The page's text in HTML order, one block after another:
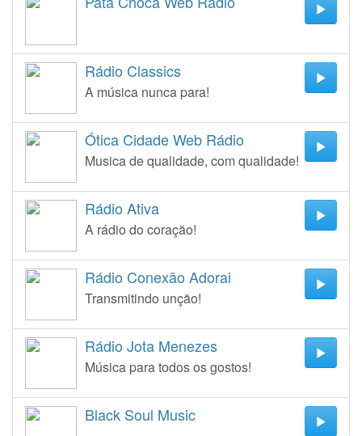
Rádio Classics
A música nunca para!
Ótica Cidade Web Rádio
Musica de qualidade, com qualidade!
Rádio Ativa
A rádio do coração!
Rádio Conexão Adorai
Transmitindo unção!
Rádio Jota Menezes
Música para todos os gostos!
Black Soul Music